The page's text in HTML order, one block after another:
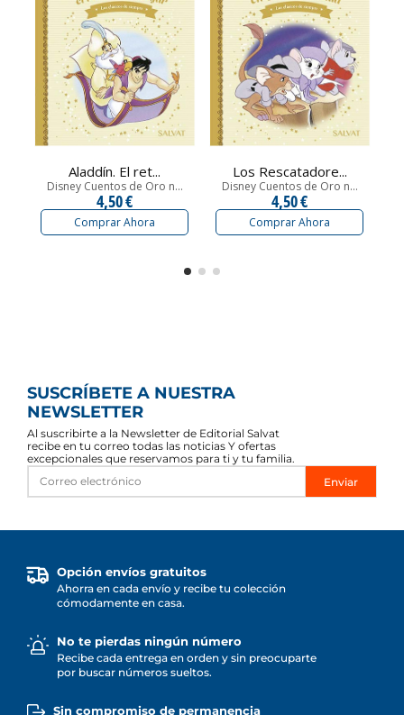
Aladdín. El ret...
Disney Cuentos de Oro n...
4,50 €
Comprar Ahora
Los Rescatadore...
Disney Cuentos de Oro n...
4,50 €
Comprar Ahora
SUSCRÍBETE A NUESTRA
NEWSLETTER
Al suscribirte a la Newsletter de Editorial Salvat
recibe en tu correo todas las noticias Y ofertas
excepcionales que reservamos para ti y tu familia.
Enviar
Opción envíos gratuitos
Ahorra en cada envío y recibe tu colección
cómodamente en casa.
No te pierdas ningún número
Recibe cada entrega en orden y sin preocuparte
por buscar números sueltos.
Sin compromiso de permanencia